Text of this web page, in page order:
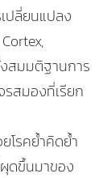
ปลี่ยนแปลง
สมมติฐานการ
รสมองที่เรียก
โรคย้ำคิดย้ำ
ดขึ้นมาของ